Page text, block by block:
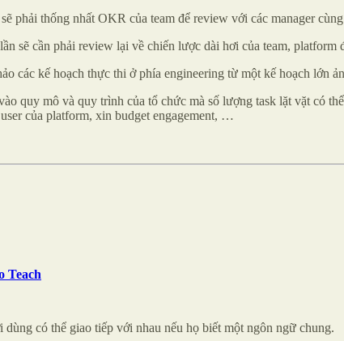
phải thống nhất OKR của team để review với các manager
sẽ cần phải review lại về chiến lược dài hơi của team, platform
các kế hoạch thực thi ở phía engineering từ một kế hoạch lớn
quy mô và quy trình của tổ chức mà số lượng task lặt vặt có
của platform, xin budget engagement, …
Teach
có thể giao tiếp với nhau nếu họ biết một ngôn ngữ chung.